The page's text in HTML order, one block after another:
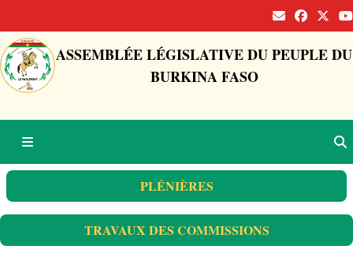
ASSEMBLÉE LÉGISLATIVE DU PEUPLE DU
BURKINA FASO
PLÉNIÈRES
TRAVAUX DES COMMISSIONS